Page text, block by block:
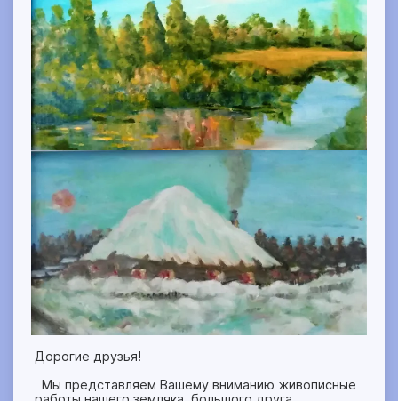
Дорогие друзья!
Мы представляем Вашему вниманию живописные